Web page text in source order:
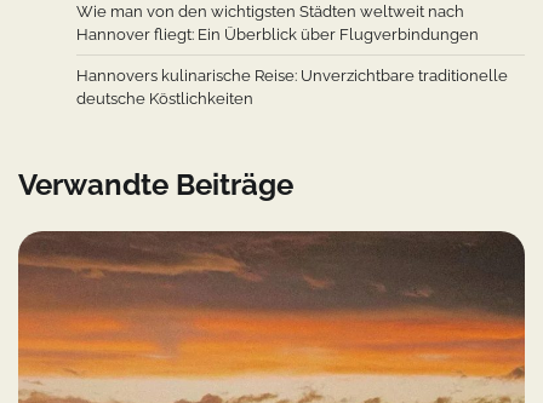
Wie man von den wichtigsten Städten weltweit nach
Hannover fliegt: Ein Überblick über Flugverbindungen
Hannovers kulinarische Reise: Unverzichtbare traditionelle
deutsche Köstlichkeiten
Verwandte Beiträge